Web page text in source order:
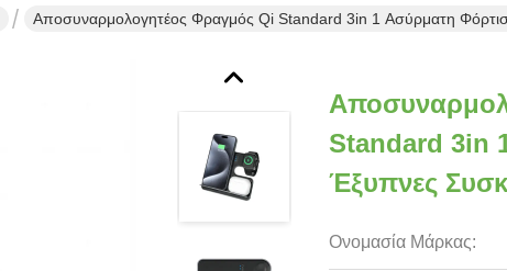
Αποσυναρμολογητέος Φραγμός Qi Standard 3in 1 Ασύρματη
Standard 3in
Έξυπνες
Ονομασία Μάρκας: